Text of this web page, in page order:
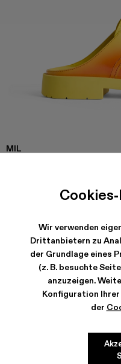
Wir verwenden
Drittanbietern zu
der Grundlage eines
(z. B. besuchte
anzuzeigen.
Konfiguration
der
MIL
Offener Slipper in Gelb und
VERSAND & GARANTIE
Kostenloser Versand für
Wir bieten jetzt auch die
EIGENSCHAFTEN /
PRODUKTPFLEGE
DIESES PRODUKT IST